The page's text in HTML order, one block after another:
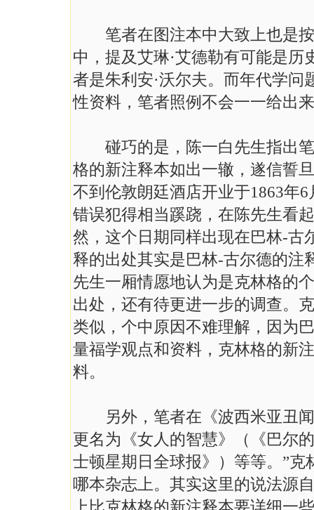
笔者在图注本中大致上也是按
中，提及艾琳·艾德勒有可能是历
者是朱利安·沃尔夫。而年代学
性资料，笔者照例不会一一给出
碰巧的是，陈一白先生指出笔
格的新注释本如出一辙，遂信誓
不到伦敦朗廷酒店开业于1863年
错误犯得相当蹊跷，在陈先生看
然，这个日期同样出现在巴林-古
释的出处其实是巴林-古尔德的注
先生一厢情愿地认为是克林格的
出处，还有待更进一步的调查。
类似，个中原因不难理解，因为
量福学观点和资料，克林格的新
料。
另外，笔者在《波西米亚丑闻
更名为《女人的智慧》（《巴尔
士顿星期日全球报》）等等。”
哪本杂志上。其实这里的说法源